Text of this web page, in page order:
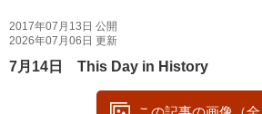
2017年07月13日 公開
2026年07月06日 更新
7月14日 This Day in History